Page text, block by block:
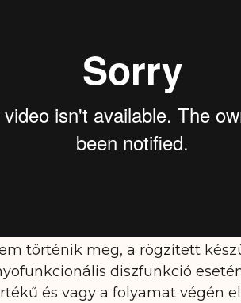
történik meg, a rögzített
diszfunkció
és vagy a folyamat végén